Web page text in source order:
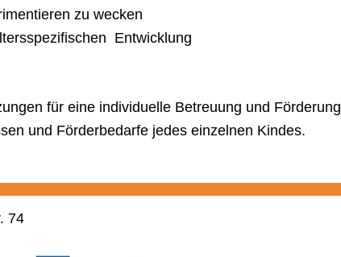
zu wecken
Entwicklung
für eine individuelle Betreuung und Förderung
und Förderbedarfe jedes einzelnen Kindes.
74